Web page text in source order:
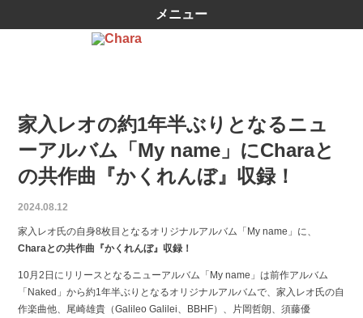
メニュー
家入レオの約1年半ぶりとなるニュ
ーアルバム「My name」にCharaと
の共作曲『かくれんぼ』収録！
2024.08.12
家入レオ氏の自身8枚目となるオリジナルアルバム「My name」に、
Charaとの共作曲『かくれんぼ』収録！
10月2日にリリースとなるニューアルバム「My name」は前作アルバム
「Naked」から約1年半ぶりとなるオリジナルアルバムで、家入レオ氏の自
作楽曲他、尾崎雄貴（Galileo Galilei、BBHF）、片岡哲朗、須藤優